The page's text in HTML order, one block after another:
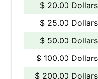
$ 20.00 Dollars
$ 25.00 Dollars
$ 50.00 Dollars
$ 100.00 Dollars
$ 200.00 Dollars